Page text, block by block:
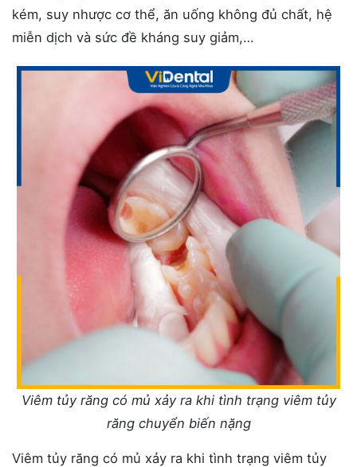
kém, suy nhược cơ thể, ăn uống không đủ chất, hệ
miễn dịch và sức đề kháng suy giảm,…
Viêm tủy răng có mủ xảy ra khi tình trạng viêm tủy
răng chuyển biến nặng
Viêm tủy răng có mủ xảy ra khi tình trạng viêm tủy